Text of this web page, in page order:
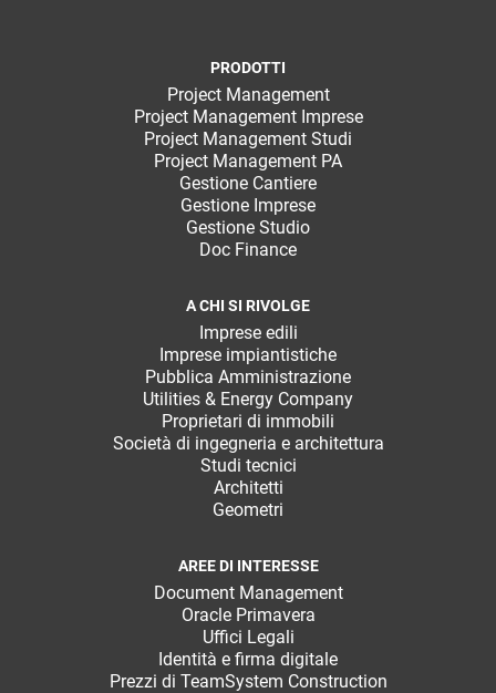
PRODOTTI
Project Management
Project Management Imprese
Project Management Studi
Project Management PA
Gestione Cantiere
Gestione Imprese
Gestione Studio
Doc Finance
A CHI SI RIVOLGE
Imprese edili
Imprese impiantistiche
Pubblica Amministrazione
Utilities & Energy Company
Proprietari di immobili
Società di ingegneria e architettura
Studi tecnici
Architetti
Geometri
AREE DI INTERESSE
Document Management
Oracle Primavera
Uffici Legali
Identità e firma digitale
Prezzi di TeamSystem Construction